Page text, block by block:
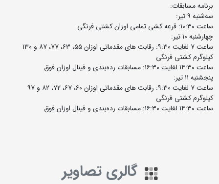
برنامه مسابقات:
سه‌شنبه ۹ تیر:
ساعت ۱0:۳۰: قرعه کشی تمامی اوزان کشتی فرنگی
چهارشنبه ۱۰ تیر:
ساعت ۷ لغایت ۹:۳۰: رقابت های مقدماتی اوزان ۵۵، ۶۳، ۷۷، ۸۷ و ۱۳۰
کیلوگرم کشتی فرنگی
ساعت ۱۴:۳۰ لغایت ۱۶:۳۰: مسابقات رده‌بندی و فینال اوزان فوق
پنجشنبه ۱۱ تیر:
ساعت ۷ لغایت ۹:۳۰: رقابت های مقدماتی اوزان ۶۰، ۶۷، ۷۲، ۸۲ و ۹۷
کیلوگرم کشتی فرنگی
ساعت ۱۴:۳۰ لغایت ۱۶:۳۰: مسابقات رده‌بندی و فینال اوزان فوق
گالری تصاویر